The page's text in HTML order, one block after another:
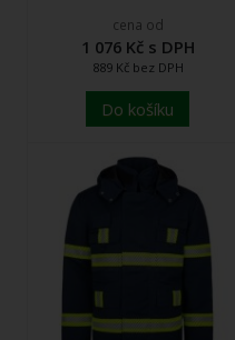
cena od
1 076 Kč s DPH
889 Kč bez DPH
Do košíku